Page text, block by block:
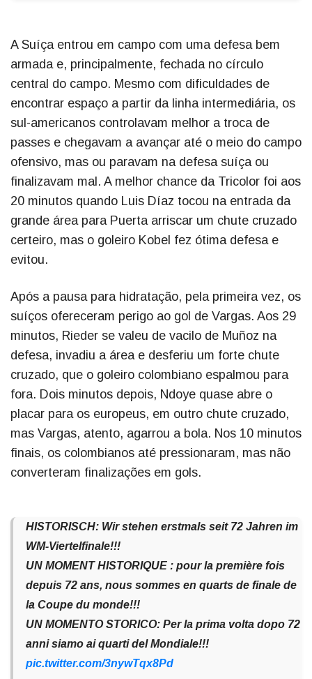
A Suíça entrou em campo com uma defesa bem
armada e, principalmente, fechada no círculo
central do campo. Mesmo com dificuldades de
encontrar espaço a partir da linha intermediária, os
sul-americanos controlavam melhor a troca de
passes e chegavam a avançar até o meio do campo
ofensivo, mas ou paravam na defesa suíça ou
finalizavam mal. A melhor chance da Tricolor foi aos
20 minutos quando Luis Díaz tocou na entrada da
grande área para Puerta arriscar um chute cruzado
certeiro, mas o goleiro Kobel fez ótima defesa e
evitou.
Após a pausa para hidratação, pela primeira vez, os
suíços ofereceram perigo ao gol de Vargas. Aos 29
minutos, Rieder se valeu de vacilo de Muñoz na
defesa, invadiu a área e desferiu um forte chute
cruzado, que o goleiro colombiano espalmou para
fora. Dois minutos depois, Ndoye quase abre o
placar para os europeus, em outro chute cruzado,
mas Vargas, atento, agarrou a bola. Nos 10 minutos
finais, os colombianos até pressionaram, mas não
converteram finalizações em gols.
HISTORISCH: Wir stehen erstmals seit 72 Jahren im
WM-Viertelfinale!!!
UN MOMENT HISTORIQUE : pour la première fois
depuis 72 ans, nous sommes en quarts de finale de
la Coupe du monde!!!
UN MOMENTO STORICO: Per la prima volta dopo 72
anni siamo ai quarti del Mondiale!!!
pic.twitter.com/3nywTqx8Pd